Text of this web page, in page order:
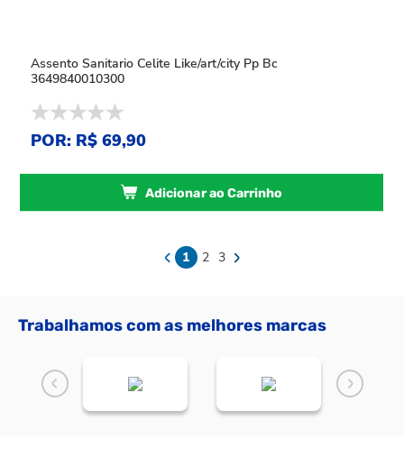
Assento Sanitario Celite Like/art/city Pp Bc
3649840010300
POR: R$ 69,90
Adicionar ao Carrinho
1 2 3
Trabalhamos com as melhores marcas